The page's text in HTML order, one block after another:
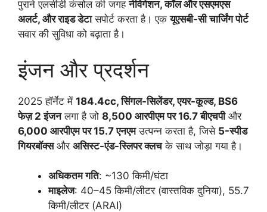
पुराने एलसीडी कंसोल की जगहनेविगेशन, कॉल और एसएमएस
अलर्ट, और राइड डेटासपोर्ट करता है। एकयूएसबी-सी चार्जिंग पोर्ट
सवार की सुविधा को बढ़ाता है।
इंजन और प्रदर्शन
2025 हॉर्नेट में 184.4cc, सिंगल-सिलेंडर, एयर-कूल्ड, BS6
फेज़ 2 इंजनलगा है जो 8,500 आरपीएम पर 16.7 बीएचपीऔर
6,000 आरपीएम पर 15.7 एनएमउत्पन्न करता है, जिसे 5-स्पीड
गियरबॉक्सऔर असिस्ट-एंड-स्लिपर क्लचके साथ जोड़ा गया है।
अधिकतम गति: ~130 किमी/घंटा
माइलेज: 40–45 किमी/लीटर (वास्तविक दुनिया), 55.7
किमी/लीटर (ARAI)